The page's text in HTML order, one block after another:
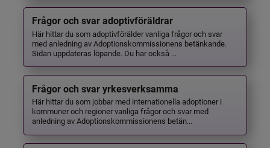
Frågor och svar adoptivföräldrar
Här hittar du som adoptivförälder vanliga frågor och svar
med anledning av Adoptionskommissionens betänkande.
Sidan uppdateras löpande. Du har också ...
Frågor och svar yrkesverksamma
Här hittar du som jobbar med internationella adoptioner i
kommuner och regioner vanliga frågor och svar med
anledning av Adoptionskommissionens betän...